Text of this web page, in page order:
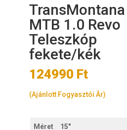
TransMontana
MTB 1.0 Revo
Teleszkóp
fekete/kék
124990 Ft
(Ajánlott Fogyasztói Ár)
Méret 15"